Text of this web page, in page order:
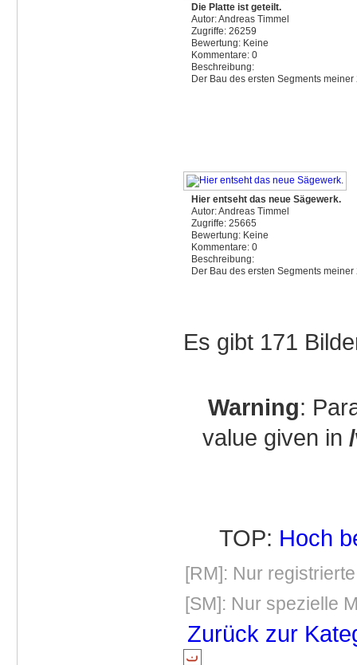
Die Platte ist geteilt.
Autor: Andreas Timmel
Zugriffe: 26259
Bewertung: Keine
Kommentare: 0
Beschreibung:
Der Bau des ersten Segments meiner
Hier entseht das neue Sägewerk.
Autor: Andreas Timmel
Zugriffe: 25665
Bewertung: Keine
Kommentare: 0
Beschreibung:
Der Bau des ersten Segments meiner
Es gibt 171
Warning:
value given in
TOP: Hoch
[RM]: Nur
[SM]: Nur spezielle
Zurück zur